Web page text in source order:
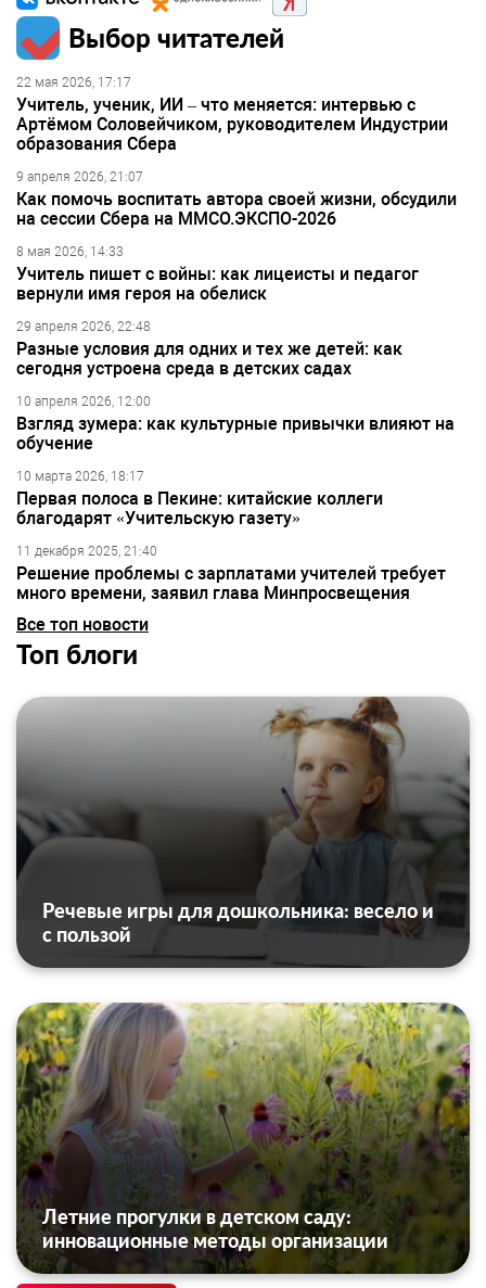
Выбор читателей
22 мая 2026, 17:17
Учитель, ученик, ИИ – что меняется: интервью с
Артёмом Соловейчиком, руководителем Индустрии
образования Сбера
9 апреля 2026, 21:07
Как помочь воспитать автора своей жизни, обсудили
на сессии Сбера на ММСО.ЭКСПО-2026
8 мая 2026, 14:33
Учитель пишет с войны: как лицеисты и педагог
вернули имя героя на обелиск
29 апреля 2026, 22:48
Разные условия для одних и тех же детей: как
сегодня устроена среда в детских садах
10 апреля 2026, 12:00
Взгляд зумера: как культурные привычки влияют на
обучение
10 марта 2026, 18:17
Первая полоса в Пекине: китайские коллеги
благодарят «Учительскую газету»
11 декабря 2025, 21:40
Решение проблемы с зарплатами учителей требует
много времени, заявил глава Минпросвещения
Все топ новости
Топ блоги
Речевые игры для дошкольника: весело и
с пользой
Летние прогулки в детском саду:
инновационные методы организации